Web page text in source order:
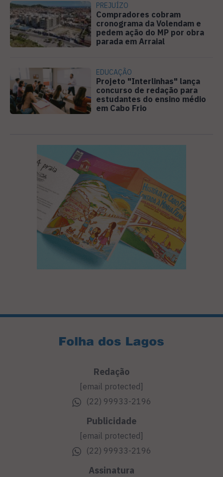
PREJUÍZO
Compradores cobram
cronograma da Volendam e
pedem ação do MP por obra
parada em Arraial
EDUCAÇÃO
Projeto "Interlinhas" lança
concurso de redação para
estudantes do ensino médio
em Cabo Frio
Redação
[email protected]
(22) 99933-2196
Publicidade
[email protected]
(22) 99933-2196
Assinatura